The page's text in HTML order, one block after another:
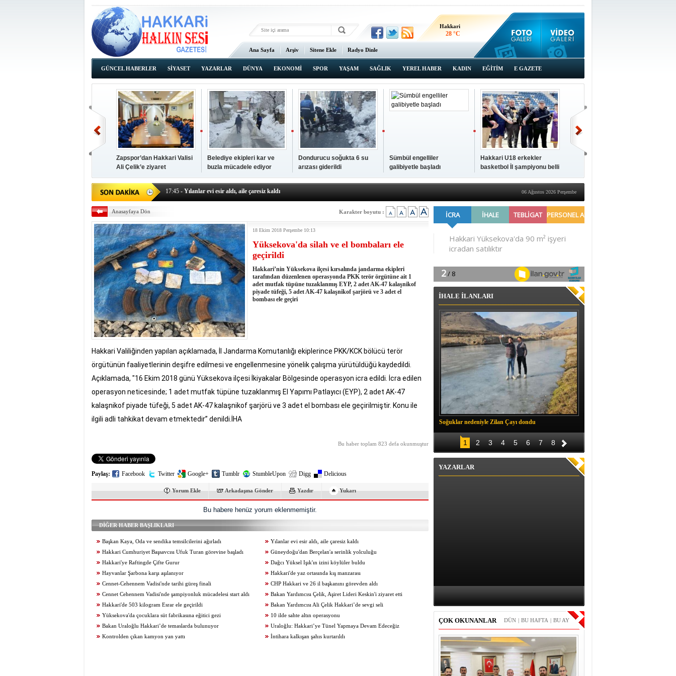
Hakkari
28 °C
Ana Sayfa Arşiv Sitene Ekle Radyo Dinle
GÜNCEL HABERLER SİYASET YAZARLAR DÜNYA EKONOMİ SPOR YAŞAM SAĞLIK YEREL HABER KADIN EĞİTİM E GAZETE
Zapspor’dan Hakkari Valisi
Ali Çelik’e ziyaret
Belediye ekipleri kar ve
buzla mücadele ediyor
Dondurucu soğukta 6 su
arızası giderildi
Sümbül engelliler
galibiyetle başladı
Hakkari U18 erkekler
basketbol İl şampiyonu belli
oldu
Toplantısı yapıldı
17:45 - Yılanlar evi esir aldı, aile çaresiz kaldı
17:43- Hakkari Cumhuriyet Başsavcısı Ufuk Turan görevine başladı
17:37- Başkan Büyüksu: Gençlerimiz için geleceğe yatırım yapıyoruz
17:35- Hakkari'ye Raftingde Çifte Gurur
17:32- Dağcı Yüksel Işık'ın izini köylüler buldu
17:30 - Hayvanlar Şarbona karşı aşılanıyor
17:27 - Hakkari'de yaz ortasında kış manzarası
19:22- Cennet-Cehennem Vadisi'nde tarihi güreş finali
19:19- CHP Hakkari ve 26 il başkanını görevden aldı
19:17- Cennet Cehennem Vadisi'nde şampiyonluk mücadelesi start aldı
19:13- Bakan Yardımcısı Çelik, Aşiret Lideri Keskin'i ziyaret etti
19:10- Hakkari'de 503 kilogram Esrar ele geçirildi
19:08- Bakan Yardımcısı Ali Çelik Hakkari’de sevgi seli
06 Ağustos 2026 Perşembe
Anasayfaya Dön Karakter boyutu :
18 Ekim 2018 Perşembe 10:13
Yüksekova'da silah ve el bombaları ele
geçirildi
Hakkari’nin Yüksekova ilçesi kırsalında jandarma ekipleri
tarafından düzenlenen operasyonda PKK terör örgütüne ait 1
adet mutfak tüpüne tuzaklanmış EYP, 2 adet AK-47 kalaşnikof
piyade tüfeği, 5 adet AK-47 kalaşnikof şarjörü ve 3 adet el
bombası ele geçiri
Hakkari Valiliğinden yapılan açıklamada, İl Jandarma Komutanlığı ekiplerince PKK/KCK bölücü terör
örgütünün faaliyetlerinin deşifre edilmesi ve engellenmesine yönelik çalışma yürütüldüğü kaydedildi.
Açıklamada, "16 Ekim 2018 günü Yüksekova ilçesi İkiyakalar Bölgesinde operasyon icra edildi. İcra edilen
operasyon neticesinde; 1 adet mutfak tüpüne tuzaklanmış El Yapımı Patlayıcı (EYP), 2 adet AK-47
kalaşnikof piyade tüfeği, 5 adet AK-47 kalaşnikof şarjörü ve 3 adet el bombası ele geçirilmiştir. Konu ile
ilgili adli tahkikat devam etmektedir” denildi.İHA
Bu haber toplam 823 defa okunmuştur
Paylaş: Facebook Twitter Google+ Tumblr StumbleUpon Digg Delicious
Yorum Ekle Arkadaşına Gönder Yazdır Yukarı
Bu habere henüz yorum eklenmemiştir.
DİĞER HABER BAŞLIKLARI
Başkan Kaya, Oda ve sendika temsilcilerini ağırladı
Yılanlar evi esir aldı, aile çaresiz kaldı
Hakkari Cumhuriyet Başsavcısı Ufuk Turan görevine başladı
Güneydoğu'dan Berçelan'a serinlik yolculuğu
Hakkari'ye Raftingde Çifte Gurur
Dağcı Yüksel Işık'ın izini köylüler buldu
Hayvanlar Şarbona karşı aşılanıyor
Hakkari'de yaz ortasında kış manzarası
Cennet-Cehennem Vadisi'nde tarihi güreş finali
CHP Hakkari ve 26 il başkanını görevden aldı
Cennet Cehennem Vadisi'nde şampiyonluk mücadelesi start aldı
Bakan Yardımcısı Çelik, Aşiret Lideri Keskin'i ziyaret etti
Hakkari'de 503 kilogram Esrar ele geçirildi
Bakan Yardımcısı Ali Çelik Hakkari’de sevgi seli
Yüksekova'da çocuklara süt fabrikasına eğitici gezi
10 ilde sahte altın operasyonu
Bakan Uraloğlu Hakkari’de temaslarda bulunuyor
Uraloğlu: Hakkari’ye Tünel Yapmaya Devam Edeceğiz
Kontrolden çıkan kamyon yan yattı
İntihara kalkışan şahıs kurtarıldı
İHALE İLANLARI
Soğuklar nedeniyle Zilan Çayı dondu
1 2 3 4 5 6 7 8
YAZARLAR
ÇOK OKUNANLAR BU AY
|
BU HAFTA
|
DÜN